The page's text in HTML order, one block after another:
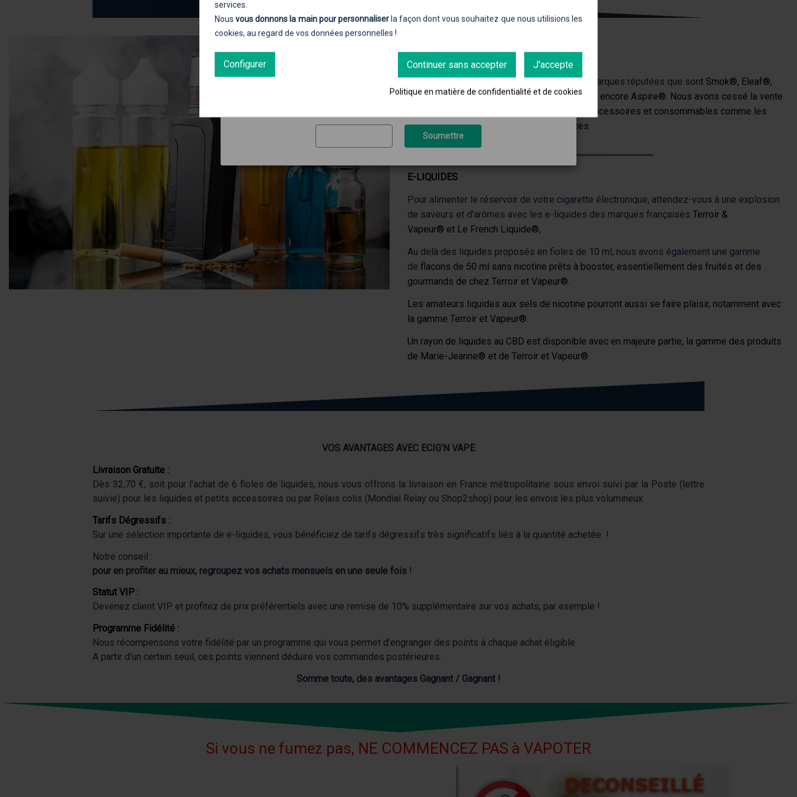
CIGARETTE ÉLECTRONIQUE
& MATÉRIELS
Notre boutique Ecig'N Vape a référencé les marques réputées que sont Smok®, Eleaf®,
Vaporesso®, Vaptio®,Innokin®,Voopoo® ou encore Aspire® . Nous avons cessé la vente
des e-cigarettes mais vous trouverez leurs accessoires et consommables comme les
batteries, lesatomiseurs résistances
E-LIQUIDES
Pour alimenter le réservoir de votre cigarette électronique, attendez-vous à une explosion
de saveurs et d'arômes avec les e-liquides des marques françaises Terroir &
Vapeur® et Le French Liquide®,
Au delà des liquides proposés en fioles de 10 ml, nous avons également une gamme
de flacons de 50 ml sans nicotine prêts à booster, essentiellement des fruités et des
gourmands de chez Terroir et Vapeur®.
Les amateurs liquides aux sels de nicotine pourront aussi se faire plaisir, notamment avec
la gamme Terroir et Vapeur®.
Un rayon de liquides au CBD est disponible avec en majeure partie, la gamme des produits
de Marie-Jeanne® et de Terroir et Vapeur®
VOS AVANTAGES AVEC ECIG'N VAPE
Livraison Gratuite :
Dès 32,70 €, soit pour l'achat de 6 fioles de liquides, nous vous offrons la livraison en France métropolitaine sous envoi suivi par la Poste (lettre
suivie) pour les liquides et petits accessoires ou par Relais colis (Mondial Relay ou Shop2shop) pour les envois les plus volumineux.
Tarifs Dégressifs :
Sur une sélection importante de e-liquides, vous bénéficiez de tarifs dégressifs très significatifs liés à la quantité achetée !
Notre conseil :
pour en profiter au mieux, regroupez vos achats mensuels en une seule fois !
Statut VIP :
Devenez client VIP et profitez de prix préférentiels avec une remise de 10% supplémentaire sur vos achats, par exemple !
Programme Fidélité :
Nous récompensons votre fidélité par un programme qui vous permet d'engranger des points à chaque achat éligible.
A partir d'un certain seuil, ces points viennent déduire vos commandes postérieures.
Somme toute, des avantages Gagnant / Gagnant !
Si vous ne fumez pas, NE COMMENCEZ PAS à VAPOTER
Veuillez saisir votre date de naissance pour accéder au contenu
Entrez votre date de naissance
Année
Soumettre
services.
Nousvous donnons la main pour personnaliserla façon dont vous souhaitez que nous utilisions les
cookies, au regard de vos données personnelles !
J'accepte
Continuer sans accepter
Configurer
Politique en matière de confidentialité et de cookies